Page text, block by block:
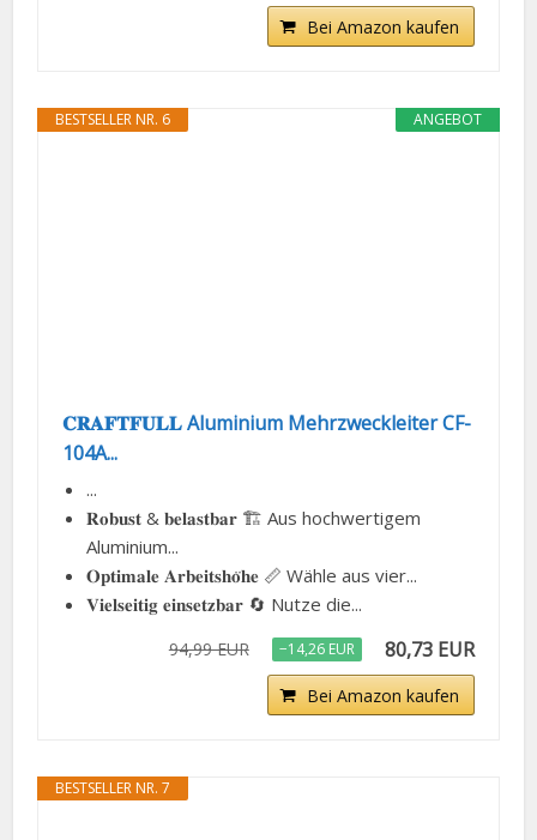
Bei Amazon kaufen
ANGEBOT
BESTSELLER NR. 6
𝐂𝐑𝐀𝐅𝐓𝐅𝐔𝐋𝐋 Aluminium Mehrzweckleiter CF-
104A...
...
𝐑𝐨𝐛𝐮𝐬𝐭 & 𝐛𝐞𝐥𝐚𝐬𝐭𝐛𝐚𝐫 🏗️ Aus hochwertigem
Aluminium...
𝐎𝐩𝐭𝐢𝐦𝐚𝐥𝐞 𝐀𝐫𝐛𝐞𝐢𝐭𝐬𝐡𝐨̈𝐡𝐞 📏 Wähle aus vier...
𝐕𝐢𝐞𝐥𝐬𝐞𝐢𝐭𝐢𝐠 𝐞𝐢𝐧𝐬𝐞𝐭𝐳𝐛𝐚𝐫 🔄 Nutze die...
94,99 EUR −14,26 EUR 80,73 EUR
Bei Amazon kaufen
BESTSELLER NR. 7